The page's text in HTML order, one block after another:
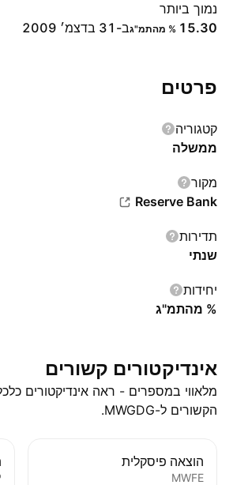
נמוך ביותר
15.30 % מהתמ"גב-31 בדצמ׳ 2009
פרטים
קטגוריה
ממשלה
מקור
Reserve Bank
תדירות
שנתי
יחידות
% מהתמ"ג
אינדיקטורים קשורים
מלאווי במספרים - ראה אינדיקטורים
הקשורים ל-MWGDG.
הוצאה פיסקלית
MWFE